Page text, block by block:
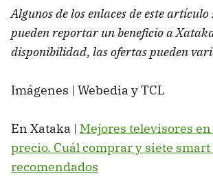
Algunos de los enlaces de este
pueden reportar un beneficio a
disponibilidad, las ofertas pueden
Imágenes | Webedia y TCL
En Xataka | Mejores televisores
precio. Cuál comprar y siete smart
recomendados